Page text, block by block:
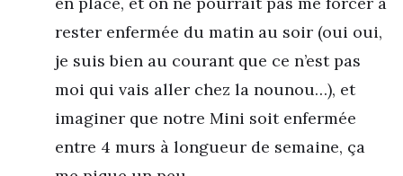
rester enfermée du matin au soir (oui oui,
je suis bien au courant que ce n’est pas
moi qui vais aller chez la nounou…), et
imaginer que notre Mini soit enfermée
entre 4 murs à longueur de semaine, ça